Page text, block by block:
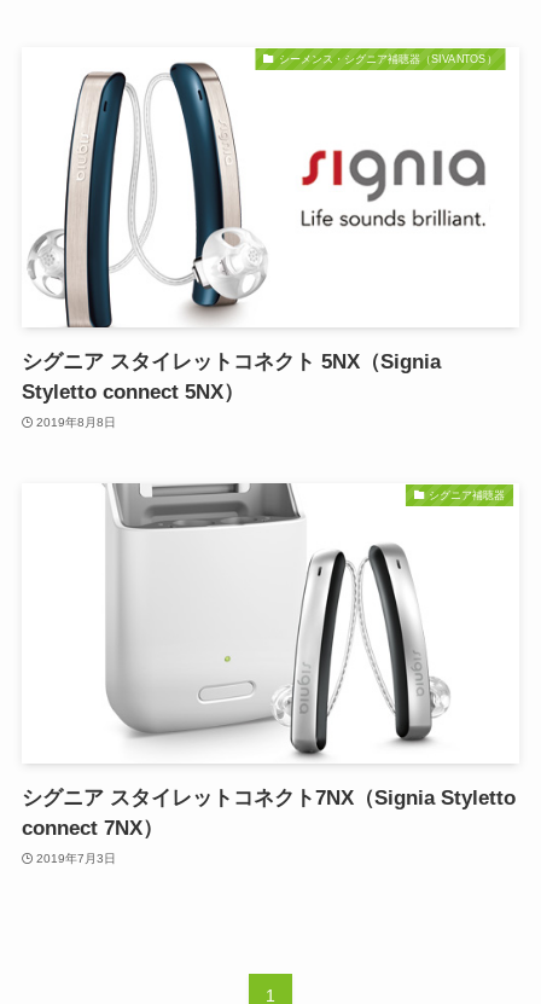
シーメンス・シグニア補聴器（SIVANTOS）
シグニア スタイレットコネクト 5NX（Signia
Styletto connect 5NX）
2019年8月8日
シグニア補聴器
シグニア スタイレットコネクト7NX（Signia Styletto
connect 7NX）
2019年7月3日
1